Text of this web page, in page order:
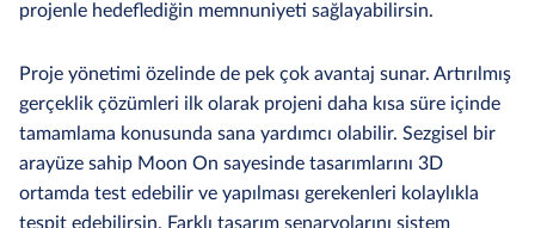
projenle hedeflediğin memnuniyeti sağlayabilirsin.
Proje yönetimi özelinde de pek çok avantaj sunar. Artırılmış
gerçeklik çözümleri ilk olarak projeni daha kısa süre içinde
tamamlama konusunda sana yardımcı olabilir. Sezgisel bir
arayüze sahip Moon On sayesinde tasarımlarını 3D
ortamda test edebilir ve yapılması gerekenleri kolaylıkla
tespit edebilirsin. Farklı tasarım senaryolarını sistem